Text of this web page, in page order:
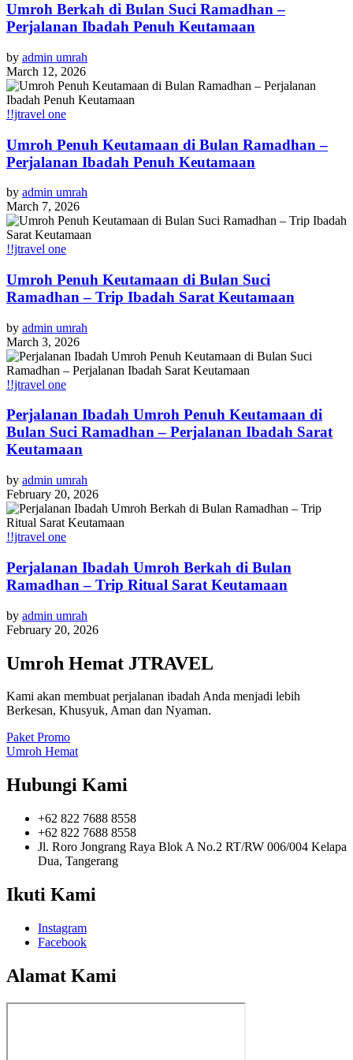
Umroh Berkah di Bulan Suci Ramadhan –
Perjalanan Ibadah Penuh Keutamaan
by admin umrah
March 12, 2026
!!jtravel one
Umroh Penuh Keutamaan di Bulan Ramadhan –
Perjalanan Ibadah Penuh Keutamaan
by admin umrah
March 7, 2026
!!jtravel one
Umroh Penuh Keutamaan di Bulan Suci
Ramadhan – Trip Ibadah Sarat Keutamaan
by admin umrah
March 3, 2026
!!jtravel one
Perjalanan Ibadah Umroh Penuh Keutamaan di
Bulan Suci Ramadhan – Perjalanan Ibadah Sarat
Keutamaan
by admin umrah
February 20, 2026
!!jtravel one
Perjalanan Ibadah Umroh Berkah di Bulan
Ramadhan – Trip Ritual Sarat Keutamaan
by admin umrah
February 20, 2026
Umroh Hemat JTRAVEL
Kami akan membuat perjalanan ibadah Anda menjadi lebih
Berkesan, Khusyuk, Aman dan Nyaman.
Paket Promo
Umroh Hemat
Hubungi Kami
+62 822 7688 8558
+62 822 7688 8558
Jl. Roro Jongrang Raya Blok A No.2 RT/RW 006/004 Kelapa
Dua, Tangerang
Ikuti Kami
Instagram
Facebook
Alamat Kami